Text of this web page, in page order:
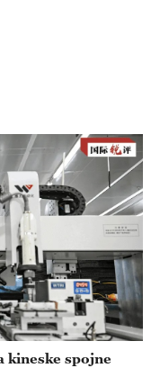
kineske spojne